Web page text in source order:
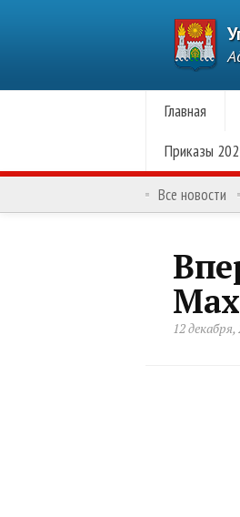
Главная
Приказы
Все новости
12 декабря,